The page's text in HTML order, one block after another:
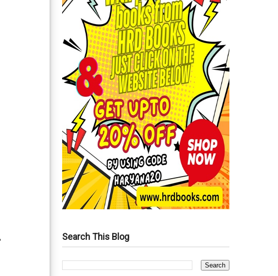
Search This Blog